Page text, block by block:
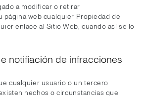
a modificar o retirar
página web cualquier Propiedad de
enlace al Sitio Web, cuando así se lo
notifiación de infracciones
cualquier usuario o un tercero
hechos o circunstancias que